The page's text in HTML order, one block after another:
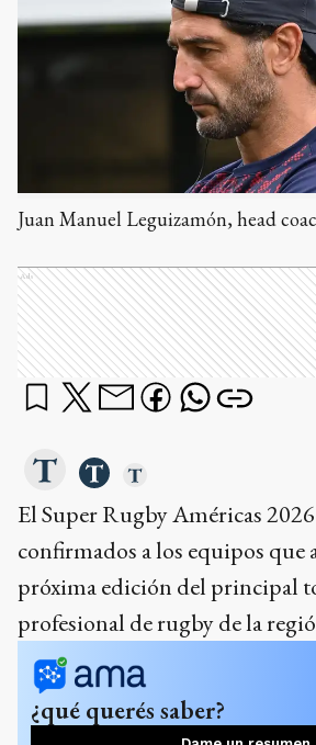
Juan Manuel Leguizamón, head
Ads
El Super Rugby Américas
confirmados a los equipos que
próxima edición del principal
profesional de rugby de la
¿qué querés saber?